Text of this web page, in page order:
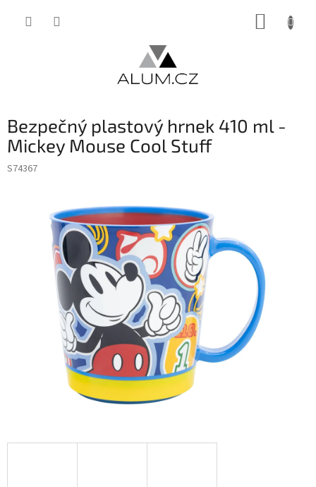
Bezpečný plastový hrnek 410 ml -
Mickey Mouse Cool Stuff
S74367